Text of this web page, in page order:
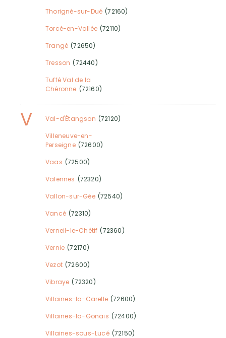
Thorigné-sur-Dué (72160)
Torcé-en-Vallée (72110)
Trangé (72650)
Tresson (72440)
Tuffé Val de la
Chéronne (72160)
V Val-d'Étangson (72120)
Villeneuve-en-
Perseigne (72600)
Vaas (72500)
Valennes (72320)
Vallon-sur-Gée (72540)
Vancé (72310)
Verneil-le-Chétif (72360)
Vernie (72170)
Vezot (72600)
Vibraye (72320)
Villaines-la-Carelle (72600)
Villaines-la-Gonais (72400)
Villaines-sous-Lucé (72150)